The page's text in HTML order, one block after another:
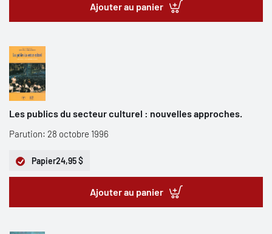
Ajouter au panier
Les publics du secteur culturel : nouvelles approches.
Parution: 28 octobre 1996
Papier24,95 $
Ajouter au panier